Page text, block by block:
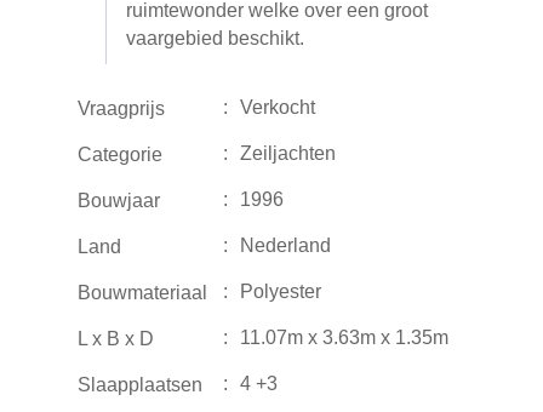
ruimtewonder welke over een groot
vaargebied beschikt.
Vraagprijs : Verkocht
Categorie : Zeiljachten
Bouwjaar : 1996
Land : Nederland
Bouwmateriaal : Polyester
L x B x D : 11.07m x 3.63m x 1.35m
Slaapplaatsen : 4 +3